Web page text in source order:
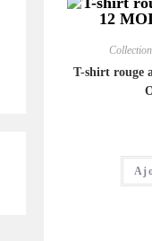
T-shirt rouge